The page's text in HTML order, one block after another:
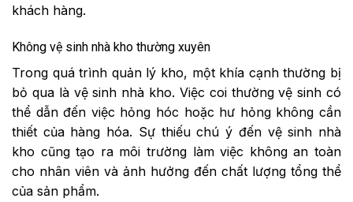
khách hàng.
Không vệ sinh nhà kho thường xuyên
Trong quá trình quản lý kho, một khía cạnh thường bị
bỏ qua là vệ sinh nhà kho. Việc coi thường vệ sinh có
thể dẫn đến việc hỏng hóc hoặc hư hỏng không cần
thiết của hàng hóa. Sự thiếu chú ý đến vệ sinh nhà
kho cũng tạo ra môi trường làm việc không an toàn
cho nhân viên và ảnh hưởng đến chất lượng tổng thể
của sản phẩm.